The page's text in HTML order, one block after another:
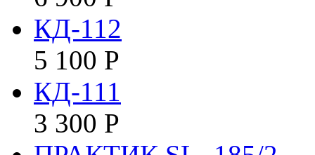
КД-112
5 100 Р
КД-111
3 300 Р